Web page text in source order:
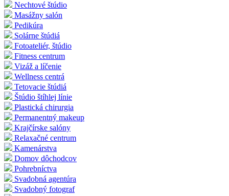
Nechtové štúdio
Masážny salón
Pedikúra
Solárne štúdiá
Fotoateliér, štúdio
Fitness centrum
Vizáž a líčenie
Wellness centrá
Tetovacie štúdiá
Štúdio štíhlej línie
Plastická chirurgia
Permanentný makeup
Krajčírske salóny
Relaxačné centrum
Kamenárstva
Domov dôchodcov
Pohrebníctva
Svadobná agentúra
Svadobný fotograf